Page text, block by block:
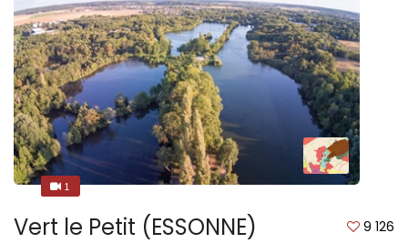
11
Vert le Petit (ESSONNE) 9 126